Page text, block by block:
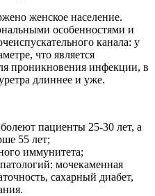
женское население.
особенностями и
канала: у
что является
проникновения инфекции, в
длиннее и уже.
пациенты 25-30 лет, а
55 лет;
иммунитета;
мочекаменная
сахарный диабет,